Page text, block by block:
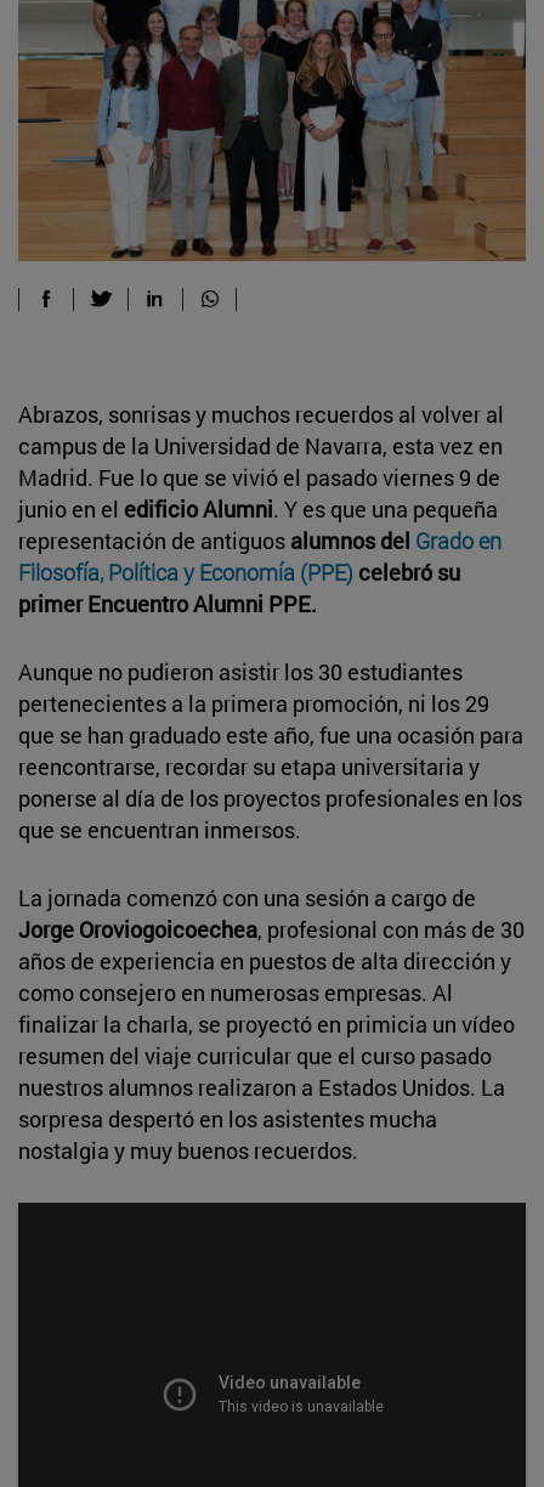
Abrazos, sonrisas y muchos recuerdos al volver al
campus de la Universidad de Navarra, esta vez en
Madrid. Fue lo que se vivió el pasado viernes 9 de
junio en el edificio Alumni. Y es que una pequeña
representación de antiguos alumnos del Grado en
Filosofía, Política y Economía (PPE) celebró su
primer Encuentro Alumni PPE.
Aunque no pudieron asistir los 30 estudiantes
pertenecientes a la primera promoción, ni los 29
que se han graduado este año, fue una ocasión para
reencontrarse, recordar su etapa universitaria y
ponerse al día de los proyectos profesionales en los
que se encuentran inmersos.
La jornada comenzó con una sesión a cargo de
Jorge Oroviogoicoechea, profesional con más de 30
años de experiencia en puestos de alta dirección y
como consejero en numerosas empresas. Al
finalizar la charla, se proyectó en primicia un vídeo
resumen del viaje curricular que el curso pasado
nuestros alumnos realizaron a Estados Unidos. La
sorpresa despertó en los asistentes mucha
nostalgia y muy buenos recuerdos.